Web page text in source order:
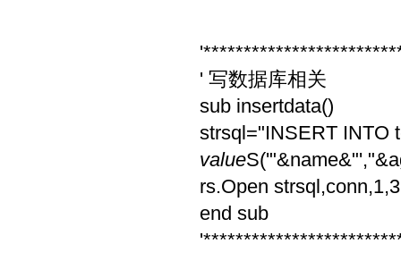
' 写数据库相关
sub insertdata()
strsql="INSERT INTO
value
rs.Open strsql,conn,1,3
end sub